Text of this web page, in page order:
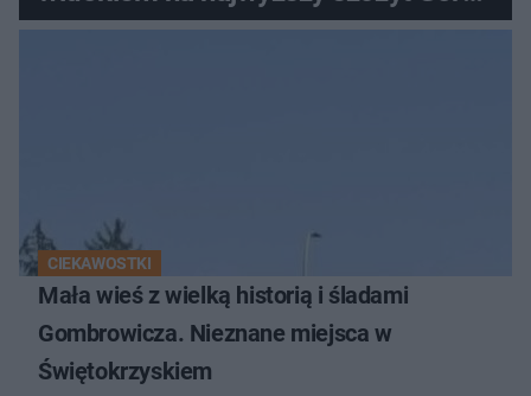
Świętokrzyskich
CIEKAWOSTKI
Mała wieś z wielką historią i śladami
Gombrowicza. Nieznane miejsca w
Świętokrzyskiem